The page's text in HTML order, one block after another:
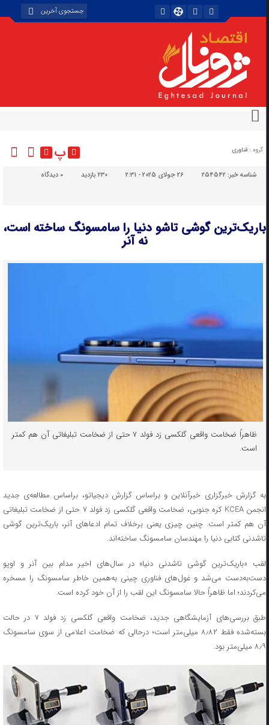
گروه : فناوری پ
شناسه خبر:254542 26 جولای 2025 - 2:31 230 بازدید دیدگاه
باریک‌ترین گوشی تاشو دنیا را سامسونگ ساخته است،
نه آنر
ظاهراً ضخامت واقعی گلکسی زد فولد ۷ حتی از ضخامت تبلیغاتی آن هم کمتر
است.
به گزارش خبرگزاری خبرآنلاین و براساس گزارش دیجیاتو، براساس مطالعه‌ی جدید
انجمن KCEA کره جنوبی، ضخامت واقعی گلکسی زد فولد ۷ حتی از ضخامت تبلیغاتی
آن هم کمتر است. چنین چیزی یعنی برخلاف تمام ادعاهای آنر، باریک‌ترین گوشی
تاشدنی کتابی دنیا را مهندسان سامسونگ ساخته‌اند.
لقب «باریک‌ترین گوشی تاشدنی دنیا» در سال‌های اخیر مدام بین آنر و اوپو
دست‌به‌دست می‌شد و غول‌های فناوری چینی به‌همین خاطر سامسونگ را مسخره
می‌کردند؛ اما ظاهراً حالا سامسونگ این لقب را از آن خود کرده است.
طبق بررسی‌های آزمایشگاهی جدید، ضخامت واقعی گلکسی زد فولد ۷ در حالت
بسته‌شده فقط ۸٫۸۲ میلی‌متر است؛ درحالی که ضخامت اعلامی از سوی سامسونگ
۸٫۹ میلی‌متر بود.